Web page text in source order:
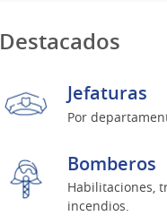
Destacados
Jefaturas
Por
Bomberos
Habilitaciones,
incendios.